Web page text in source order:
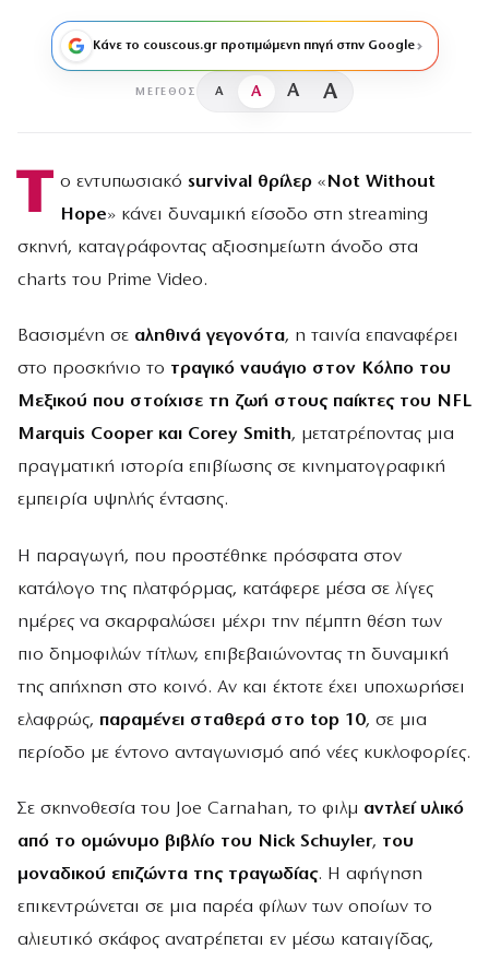
Κάνε το couscous.gr προτιμώμενη πηγή στην Google
ΜΈΓΕΘΟΣ A A A A
Τ ο εντυπωσιακό survival θρίλερ « Not Without
Hope» κάνει δυναμική είσοδο στη streaming
σκηνή, καταγράφοντας αξιοσημείωτη άνοδο στα
charts του Prime Video.
Βασισμένη σε αληθινά γεγονότα, η ταινία επαναφέρει
στο προσκήνιο το τραγικό ναυάγιο στον Κόλπο του
Μεξικού που στοίχισε τη ζωή στους παίκτες του NFL
Marquis Cooper και Corey Smith, μετατρέποντας μια
πραγματική ιστορία επιβίωσης σε κινηματογραφική
εμπειρία υψηλής έντασης.
Η παραγωγή, που προστέθηκε πρόσφατα στον
κατάλογο της πλατφόρμας, κατάφερε μέσα σε λίγες
ημέρες να σκαρφαλώσει μέχρι την πέμπτη θέση των
πιο δημοφιλών τίτλων, επιβεβαιώνοντας τη δυναμική
της απήχηση στο κοινό. Αν και έκτοτε έχει υποχωρήσει
ελαφρώς, παραμένει σταθερά στο top 10, σε μια
περίοδο με έντονο ανταγωνισμό από νέες κυκλοφορίες.
Σε σκηνοθεσία του Joe Carnahan, το φιλμ αντλεί υλικό
από το ομώνυμο βιβλίο του Nick Schuyler, του
μοναδικού επιζώντα της τραγωδίας. Η αφήγηση
επικεντρώνεται σε μια παρέα φίλων των οποίων το
αλιευτικό σκάφος ανατρέπεται εν μέσω καταιγίδας,